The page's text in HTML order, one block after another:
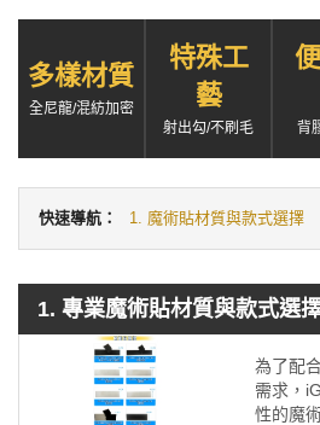
多樣材質
全尼龍/混紡加密
特殊工
藝
射出勾/不刷毛 背
快速導航： 1. 魔術貼材質與款式選擇
1. 專業魔術貼材質與款式選
為了配
需求，
性的魔